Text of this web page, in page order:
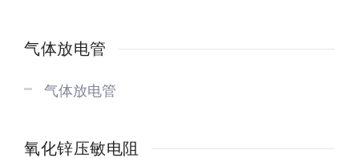
气体放电管
气体放电管
氧化锌压敏电阻